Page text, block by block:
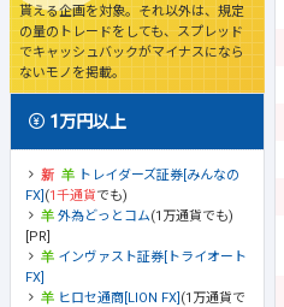
貰える企画を対象。それ以外は、規定
の量のトレードをしても、スプレッド
でキャッシュバックがマイナスになら
ないモノを掲載。
1万円以上
トレイダーズ証券[みんなの
FX] (1千通貨でも)
外為どっとコム(1万通貨でも)
[PR]
インヴァスト証券[トライオート
FX]
ヒロセ通商[LION FX] (1万通貨で